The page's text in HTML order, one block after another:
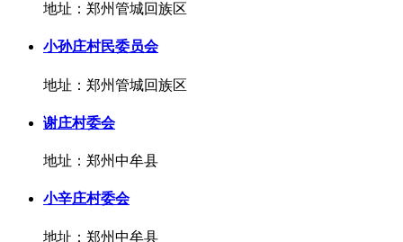
地址：郑州管城回族区
小孙庄村民委员会
地址：郑州管城回族区
谢庄村委会
地址：郑州中牟县
小辛庄村委会
地址：郑州中牟县